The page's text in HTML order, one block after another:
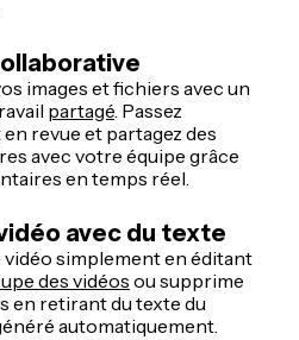
images et fichiers avec un
partagé. Passez
revue et partagez des
avec votre équipe grâce
en temps réel.
avec du texte
vidéo simplement en éditant
des vidéos ou supprime
en retirant du texte du
automatiquement.